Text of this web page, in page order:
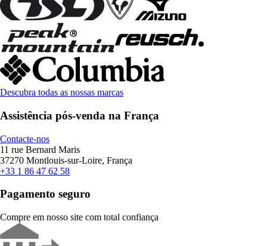
Descubra todas as nossas marcas
Assistência pós-venda na França
Contacte-nos
11 rue Bernard Maris
37270 Montlouis-sur-Loire, França
+33 1 86 47 62 58
Pagamento seguro
Compre em nosso site com total confiança